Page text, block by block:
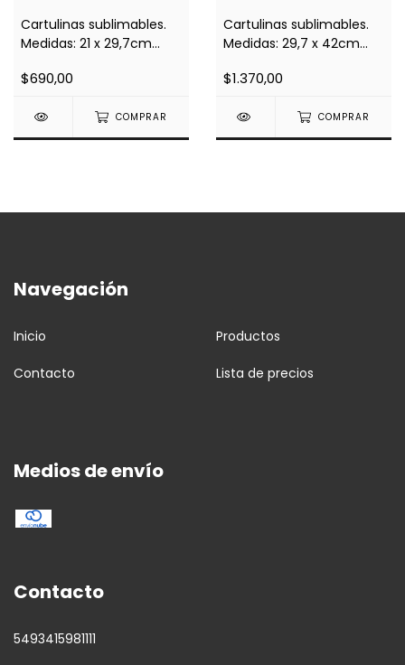
Cartulinas sublimables.
Medidas: 21 x 29,7cm
$690,00
COMPRAR
Cartulinas sublimables.
Medidas: 29,7 x 42cm
$1.370,00
COMPRAR
Navegación
Inicio Productos
Contacto Lista de precios
Medios de envío
Contacto
5493415981111